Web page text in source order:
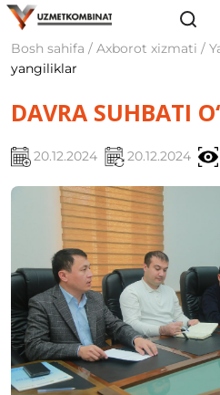
Bosh sahifa / Axborot xizmati /
yangiliklar
DAVRA SUHBATI
20.12.2024 20.12.2024